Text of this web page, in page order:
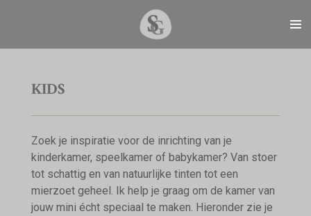
naar
hoofdinhoud
KIDS
Zoek je inspiratie voor de inrichting van je
kinderkamer, speelkamer of babykamer? Van stoer
tot schattig en van natuurlijke tinten tot een
mierzoet geheel. Ik help je graag om de kamer van
jouw mini écht speciaal te maken. Hieronder zie je